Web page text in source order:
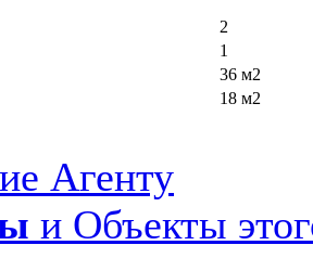
2
1
36 м2
18 м2
Агенту
и Объекты